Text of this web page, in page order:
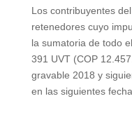
Los contribuyentes
retenedores cuyo
la sumatoria de todo
391 UVT (COP
gravable 2018 y
en las siguientes